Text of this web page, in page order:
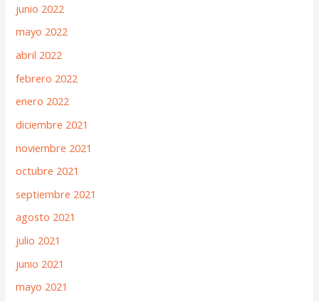
junio 2022
mayo 2022
abril 2022
febrero 2022
enero 2022
diciembre 2021
noviembre 2021
octubre 2021
septiembre 2021
agosto 2021
julio 2021
junio 2021
mayo 2021